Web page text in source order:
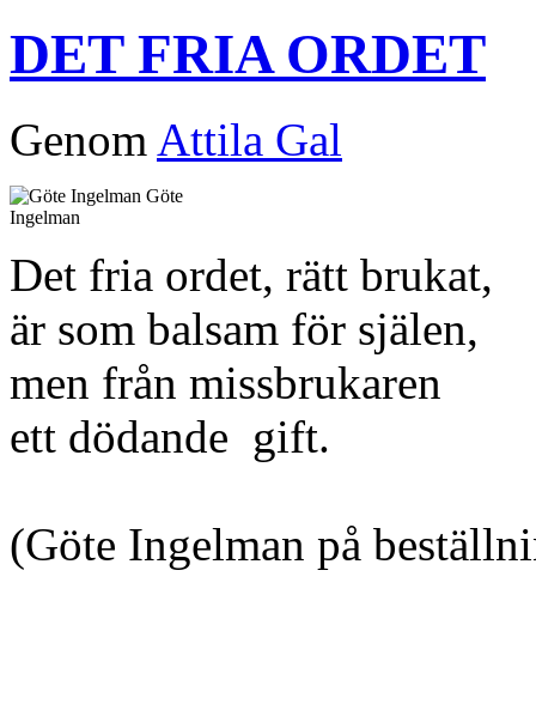
DET FRIA ORDET
Genom Attila Gal
Göte
Ingelman
Det fria ordet, rätt brukat,
är som balsam för själen,
men från missbrukaren
ett dödande gift.
(Göte Ingelman på